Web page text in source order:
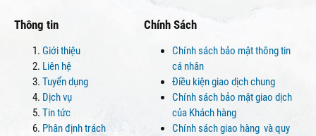
Thông tin
Giới thiệu
Liên hệ
Tuyển dụng
Dịch vụ
Tin tức
Phân định trách
Chính Sách
Chính sách bảo mật thông tin
cá nhân
Điều kiện giao dịch chung
Chính sách bảo mật giao dịch
của Khách hàng
Chính sách giao hàng và quy